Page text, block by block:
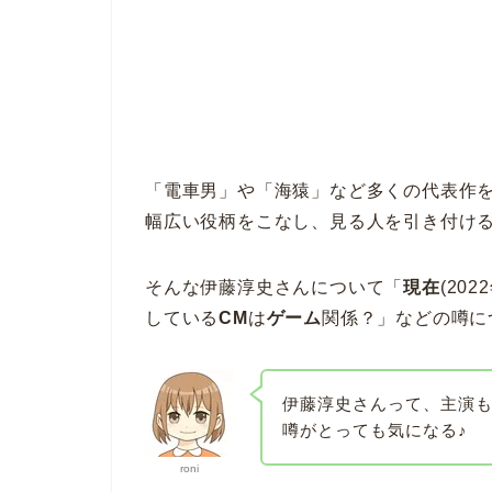
「電車男」や「海猿」など多くの代表作
幅広い役柄をこなし、見る人を引き付け
そんな伊藤淳史さんについて「現在
しているCM はゲーム関係？」などの噂
roni
伊藤淳史さんって、主演
噂がとっても気になる♪